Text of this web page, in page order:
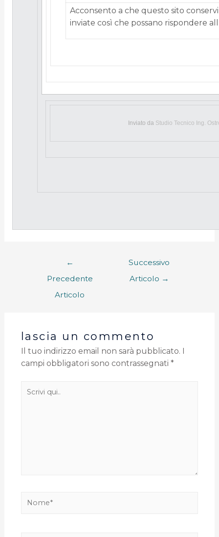
Acconsento a che questo sito
inviate così che possano rispondere
Inviato da Studio Tecnico Ing.
←
Precedente
Articolo
Successivo
Articolo →
lascia un commento
Il tuo indirizzo email non sarà pubblicato.
campi obbligatori sono contrassegnati *